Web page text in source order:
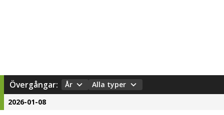
Övergångar: År
Alla typer
2026-01-08